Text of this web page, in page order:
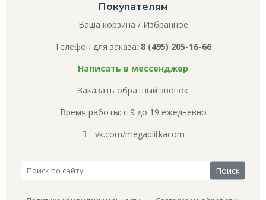
Покупателям
Ваша корзина / Избранное
Телефон для заказа: 8 (495) 205-16-66
Написать в мессенджер
Заказать обратный звонок
Время работы: с 9 до 19 ежедневно
vk.com/megaplitkacom